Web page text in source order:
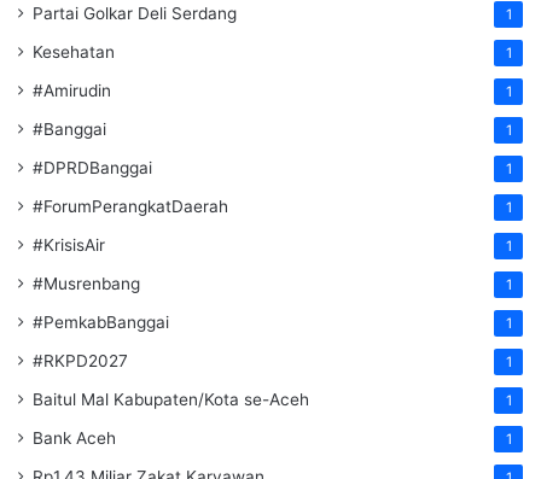
Partai Golkar Deli Serdang 1
Kesehatan 1
#Amirudin 1
#Banggai 1
#DPRDBanggai 1
#ForumPerangkatDaerah 1
#KrisisAir 1
#Musrenbang 1
#PemkabBanggai 1
#RKPD2027 1
Baitul Mal Kabupaten/Kota se-Aceh 1
Bank Aceh 1